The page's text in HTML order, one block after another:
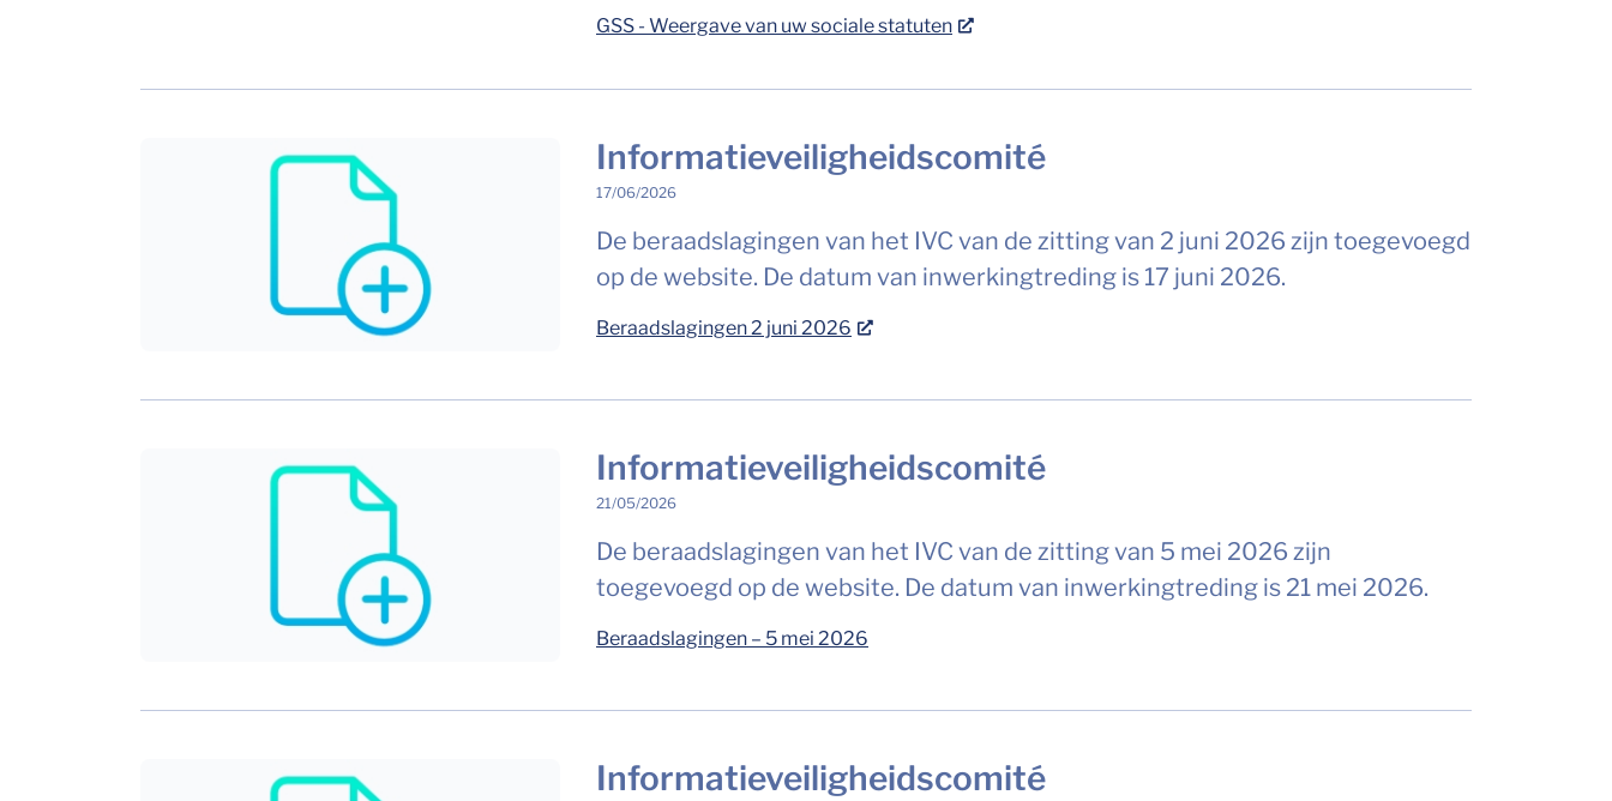
GSS - Weergave van uw sociale statuten
Informatieveiligheidscomité
17/06/2026
De beraadslagingen van het IVC van de zitting van 2 juni 2026 zijn toegevoegd
op de website. De datum van inwerkingtreding is 17 juni 2026.
Beraadslagingen 2 juni 2026
Informatieveiligheidscomité
21/05/2026
De beraadslagingen van het IVC van de zitting van 5 mei 2026 zijn
toegevoegd op de website. De datum van inwerkingtreding is 21 mei 2026.
Beraadslagingen – 5 mei 2026
Informatieveiligheidscomité